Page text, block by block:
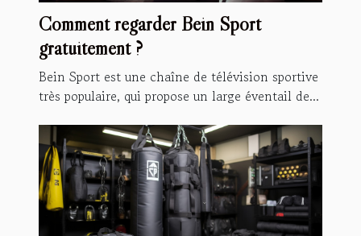
Comment regarder Bein Sport
gratuitement ?
Bein Sport est une chaîne de télévision sportive
très populaire, qui propose un large éventail de...